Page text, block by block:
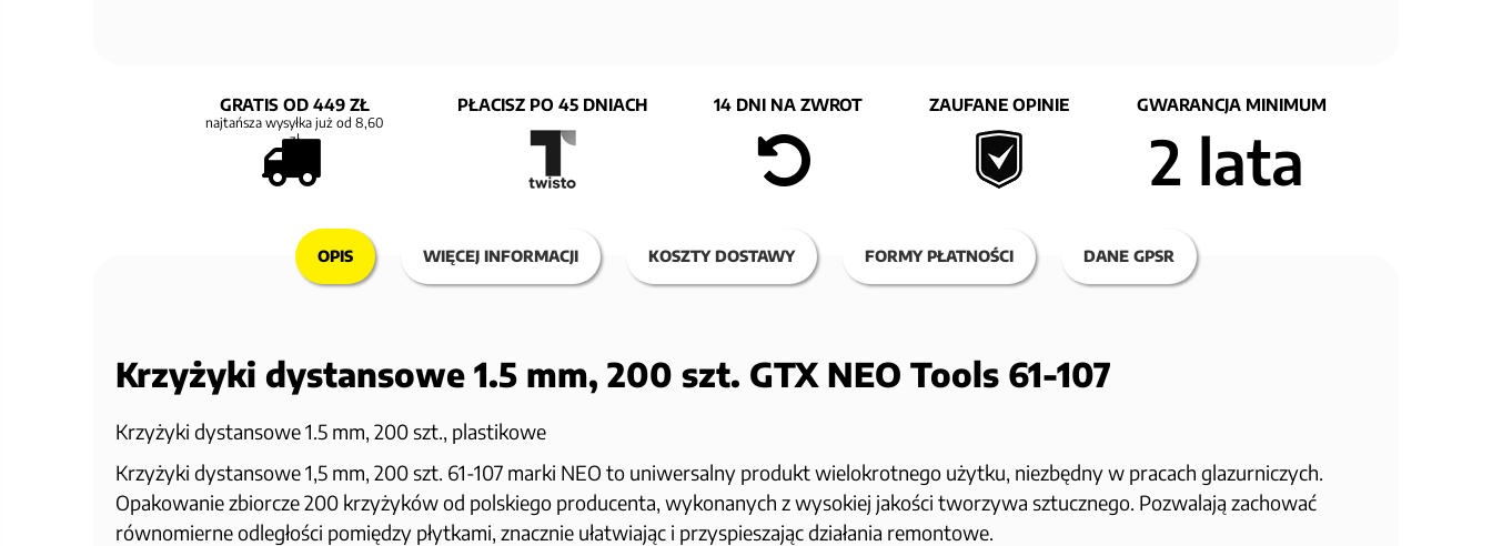
GRATIS OD 449 ZŁ
najtańsza wysyłka już od 8,60
zł
PŁACISZ PO 45 DNIACH 14 DNI NA ZWROT ZAUFANE OPINIE GWARANCJA MINIMUM
2 lata
OPIS WIĘCEJ INFORMACJI KOSZTY DOSTAWY FORMY PŁATNOŚCI DANE GPSR
Krzyżyki dystansowe 1.5 mm, 200 szt. GTX NEO Tools 61-107
Krzyżyki dystansowe 1.5 mm, 200 szt., plastikowe
Krzyżyki dystansowe 1,5 mm, 200 szt. 61-107 marki NEO to uniwersalny produkt wielokrotnego użytku, niezbędny w pracach glazurniczych.
Opakowanie zbiorcze 200 krzyżyków od polskiego producenta, wykonanych z wysokiej jakości tworzywa sztucznego. Pozwalają zachować
równomierne odległości pomiędzy płytkami, znacznie ułatwiając i przyspieszając działania remontowe.